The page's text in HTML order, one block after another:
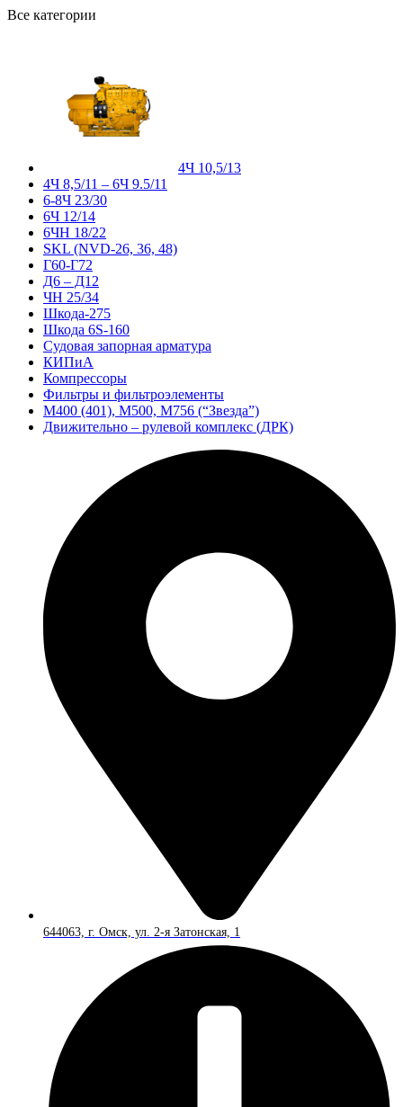
Все категории
4Ч 10,5/13
4Ч 8,5/11 – 6Ч 9.5/11
6-8Ч 23/30
6Ч 12/14
6ЧН 18/22
SKL (NVD-26, 36, 48)
Г60-Г72
Д6 – Д12
ЧН 25/34
Шкода-275
Шкода 6S-160
Судовая запорная арматура
КИПиА
Компрессоры
Фильтры и фильтроэлементы
М400 (401), М500, М756 (“Звезда”)
Движительно – рулевой комплекс (ДРК)
644063, г. Омск, ул. 2-я Затонская, 1